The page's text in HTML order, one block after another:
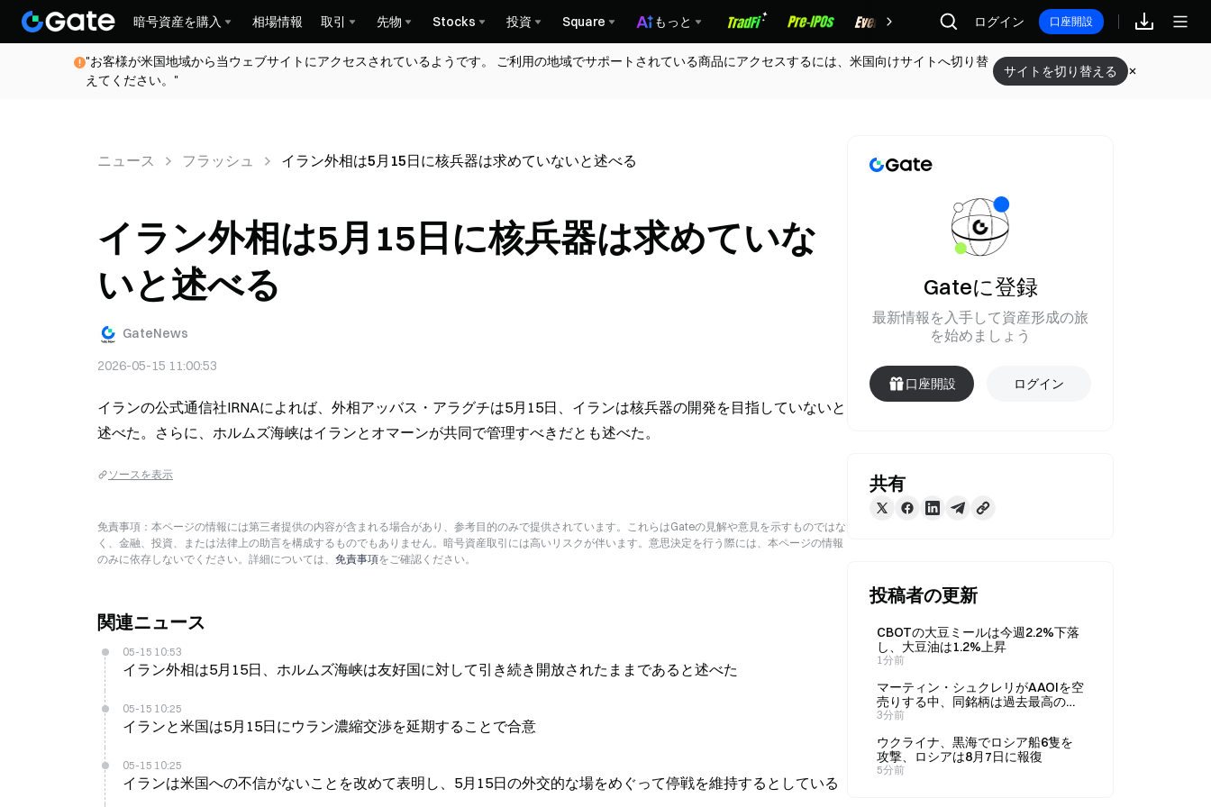
暗号資産を購入 相場情報 取引 先物 Stocks 投資 Square もっと 報酬 ログイン 口座開設
"お客様が米国地域から当ウェブサイトにアクセスされているようです。 ご利用の地域でサポートされている商品にアクセスするには、米国向けサイトへ切り替
えてください。"
サイトを切り替える
ニュース フラッシュ イラン外相は5月15日に核兵器は求めていないと述べる
イラン外相は5月15日に核兵器は求めていな
いと述べる
GateNews
2026-05-15 11:00:53
イランの公式通信社IRNAによれば、外相アッバス・アラグチは5月15日、イランは核兵器の開発を目指していないと
述べた。さらに、ホルムズ海峡はイランとオマーンが共同で管理すべきだとも述べた。
ソースを表示
免責事項：本ページの情報には第三者提供の内容が含まれる場合があり、参考目的のみで提供されています。これらはGateの見解や意見を示すものではな
く、金融、投資、または法律上の助言を構成するものでもありません。暗号資産取引には高いリスクが伴います。意思決定を行う際には、本ページの情報
のみに依存しないでください。詳細については、 免責事項をご確認ください。
関連ニュース
05-15 10:53
イラン外相は5月15日、ホルムズ海峡は友好国に対して引き続き開放されたままであると述べた
05-15 10:25
イランと米国は5月15日にウラン濃縮交渉を延期することで合意
05-15 10:25
イランは米国への不信がないことを改めて表明し、5月15日の外交的な場をめぐって停戦を維持するとしている
Gateに登録
最新情報を入手して資産形成の旅
を始めましょう
口座開設 ログイン
共有
投稿者の更新
CBOTの大豆ミールは今週2.2%下落
し、大豆油は1.2%上昇
1分前
マーティン・シュクレリがAAOIを空
売りする中、同銘柄は過去最高の売
上高1億9,190万ドルが予想を上回っ
た。
3分前
ウクライナ、黒海でロシア船6隻を
攻撃、ロシアは8月7日に報復
5分前